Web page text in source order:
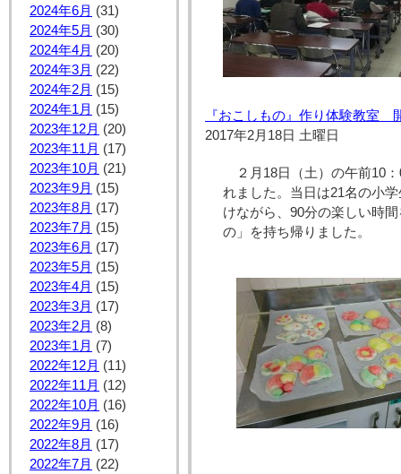
2024年6月 (31)
2024年5月 (30)
2024年4月 (20)
2024年3月 (22)
2024年2月 (15)
2024年1月 (15)
2023年12月 (20)
2023年11月 (17)
2023年10月 (21)
2023年9月 (15)
2023年8月 (17)
2023年7月 (15)
2023年6月 (17)
2023年5月 (15)
2023年4月 (15)
2023年3月 (17)
2023年2月 (8)
2023年1月 (7)
2022年12月 (11)
2022年11月 (12)
2022年10月 (16)
2022年9月 (16)
2022年8月 (17)
2022年7月 (22)
『おこしもの』作り体験教室
2017年2月18日 土曜日
２月18日（土）の午前10
れました。当日は21名の小
けながら、90分の楽しい時
の」を持ち帰りました。